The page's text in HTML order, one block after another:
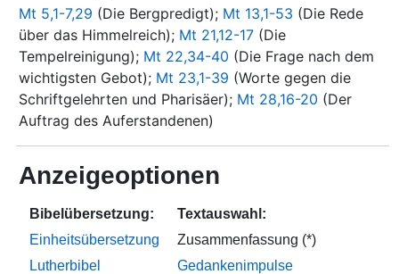
Mt 5,1-7,29 (Die Bergpredigt); Mt 13,1-53 (Die Rede
über das Himmelreich); Mt 21,12-17 (Die
Tempelreinigung); Mt 22,34-40 (Die Frage nach dem
wichtigsten Gebot); Mt 23,1-39 (Worte gegen die
Schriftgelehrten und Pharisäer); Mt 28,16-20 (Der
Auftrag des Auferstandenen)
Anzeigeoptionen
Bibelübersetzung:
Textauswahl:
Einheitsübersetzung
Zusammenfassung (*)
Lutherbibel
Gedankenimpulse